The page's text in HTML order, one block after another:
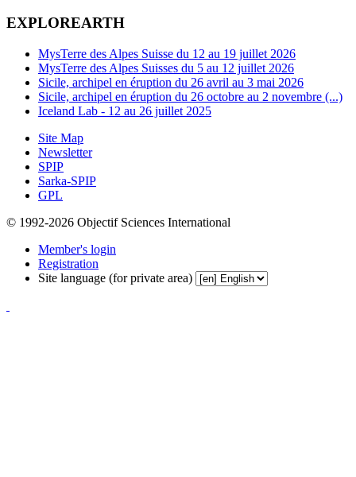
EXPLOREARTH
MysTerre des Alpes Suisse du 12 au 19 juillet 2026
MysTerre des Alpes Suisses du 5 au 12 juillet 2026
Sicile, archipel en éruption du 26 avril au 3 mai 2026
Sicile, archipel en éruption du 26 octobre au 2 novembre (...)
Iceland Lab - 12 au 26 juillet 2025
Site Map
Newsletter
SPIP
Sarka-SPIP
GPL
© 1992-2026 Objectif Sciences International
Member's login
Registration
Site language (for private area)